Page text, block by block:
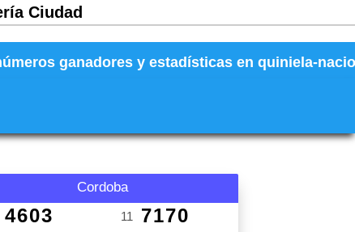
Ciudad
ganadores y estadísticas en quiniela-
Cordoba
4603 11 7170